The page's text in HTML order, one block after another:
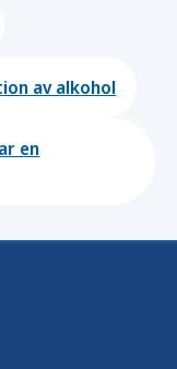
av alkohol
en